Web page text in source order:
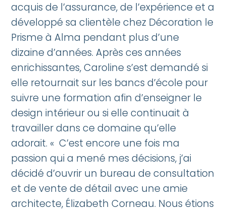
acquis de l’assurance, de l’expérience et a
développé sa clientèle chez Décoration le
Prisme à Alma pendant plus d’une
dizaine d’années. Après ces années
enrichissantes, Caroline s’est demandé si
elle retournait sur les bancs d’école pour
suivre une formation afin d’enseigner le
design intérieur ou si elle continuait à
travailler dans ce domaine qu’elle
adorait. « C’est encore une fois ma
passion qui a mené mes décisions, j’ai
décidé d’ouvrir un bureau de consultation
et de vente de détail avec une amie
architecte, Élizabeth Corneau. Nous étions